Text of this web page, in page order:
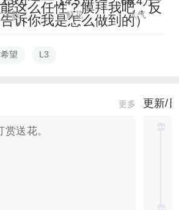
这么任性？膜拜我吧，反
诉你我是怎么做到的）
字数 鲜花 人气
望 L3
更多
送花。
更新/